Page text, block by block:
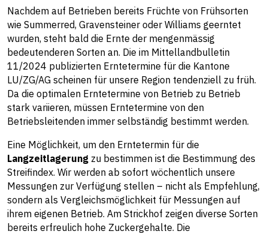
Nachdem auf Betrieben bereits Früchte von Frühsorten
wie Summerred, Gravensteiner oder Williams geerntet
wurden, steht bald die Ernte der mengenmässig
bedeutenderen Sorten an. Die im Mittellandbulletin
11/2024 publizierten Erntetermine für die Kantone
LU/ZG/AG scheinen für unsere Region tendenziell zu früh.
Da die optimalen Erntetermine von Betrieb zu Betrieb
stark variieren, müssen Erntetermine von den
Betriebsleitenden immer selbständig bestimmt werden.
Eine Möglichkeit, um den Erntetermin für die
Langzeitlagerung zu bestimmen ist die Bestimmung des
Streifindex. Wir werden ab sofort wöchentlich unsere
Messungen zur Verfügung stellen – nicht als Empfehlung,
sondern als Vergleichsmöglichkeit für Messungen auf
ihrem eigenen Betrieb. Am Strickhof zeigen diverse Sorten
bereits erfreulich hohe Zuckergehalte. Die